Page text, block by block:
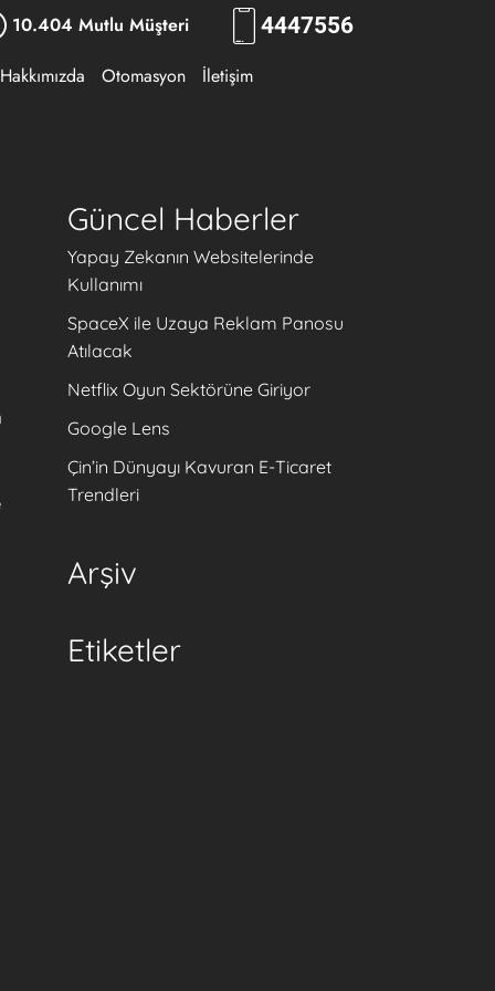
10.404 Mutlu Müşteri 444RKLM
Hakkımızda Otomasyon İletişim
Güncel Haberler
Yapay Zekanın Websitelerinde
Kullanımı
SpaceX ile Uzaya Reklam Panosu
Atılacak
Netflix Oyun Sektörüne Giriyor
Google Lens
Çin’in Dünyayı Kavuran E-Ticaret
Trendleri
Arşiv
Etiketler